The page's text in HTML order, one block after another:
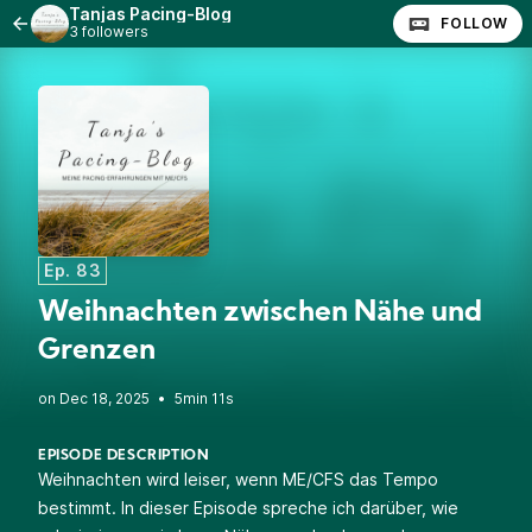
Tanjas Pacing-Blog
3 followers FOLLOW
Ep. 83
Weihnachten zwischen Nähe und
Grenzen
• 5min 11s
EPISODE DESCRIPTION
Weihnachten wird leiser, wenn ME/CFS das Tempo
bestimmt. In dieser Episode spreche ich darüber, wie